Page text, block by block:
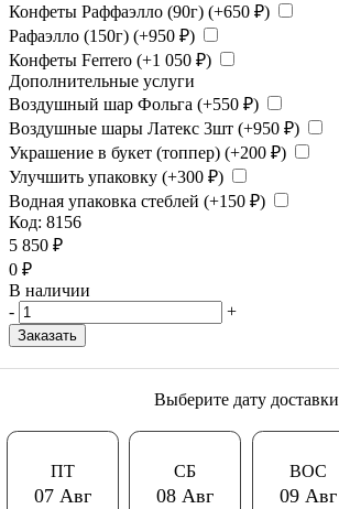
Конфеты Раффаэлло (90г) (+650 ₽)
Рафаэлло (150г) (+950 ₽)
Конфеты Ferrero (+1 050 ₽)
Дополнительные услуги
Воздушный шар Фольга (+550 ₽)
Воздушные шары Латекс 3шт (+950 ₽)
Украшение в букет (топпер) (+200 ₽)
Улучшить упаковку (+300 ₽)
Водная упаковка стеблей (+150 ₽)
Код: 8156
5 850 ₽
0 ₽
В наличии
-
+
Заказать
Выберите дату доставки
ПТ
07 Авг
СБ
08 Авг
ВОС
09 Авг